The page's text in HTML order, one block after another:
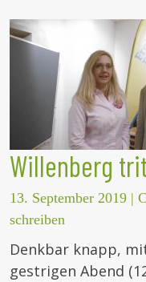
Willenberg
13. September 2019 |
schreiben
Denkbar knapp,
gestrigen Abend